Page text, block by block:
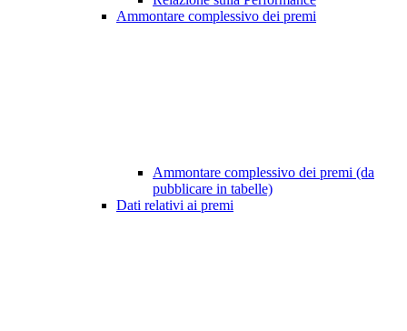
Ammontare complessivo dei premi
Ammontare complessivo dei premi (da
pubblicare in tabelle)
Dati relativi ai premi